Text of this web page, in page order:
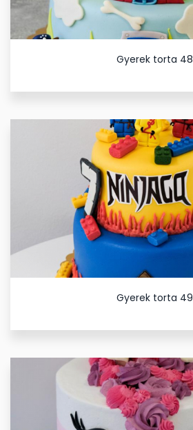
Gyerek torta 48
Gyerek torta 49